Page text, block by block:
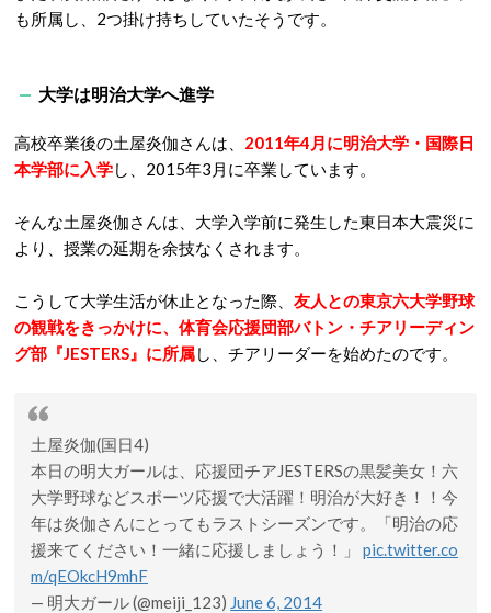
も所属し、2つ掛け持ちしていたそうです。
大学は明治大学へ進学
高校卒業後の土屋炎伽さんは、 2011年4月に明治大学・国際日
本学部に入学し、2015年3月に卒業しています。
そんな土屋炎伽さんは、大学入学前に発生した東日本大震災に
より、授業の延期を余技なくされます。
こうして大学生活が休止となった際、 友人との東京六大学野球
の観戦をきっかけに、体育会応援団部バトン・チアリーディン
グ部『JESTERS』に所属し、チアリーダーを始めたのです。
土屋炎伽(国日4)
本日の明大ガールは、応援団チアJESTERSの黒髪美女！六
大学野球などスポーツ応援で大活躍！明治が大好き！！今
年は炎伽さんにとってもラストシーズンです。「明治の応
援来てください！一緒に応援しましょう！」 pic.twitter.co
m/qEOkcH9mhF
— 明大ガール (@meiji_123) June 6, 2014